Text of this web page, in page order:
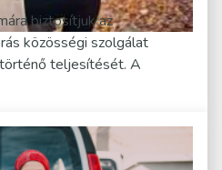
biztosítjuk az
közösségi szolgálat
teljesítését. A